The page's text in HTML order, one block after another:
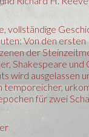
vollständige
Von den ersten
der
Shakespeare und
wird ausgelassen
temporeicher,
für zwei